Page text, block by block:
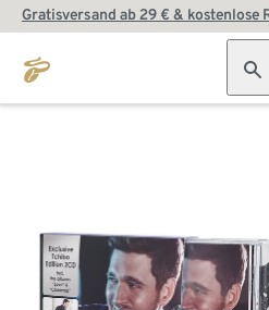
Gratisversand ab 29 € & kostenlose